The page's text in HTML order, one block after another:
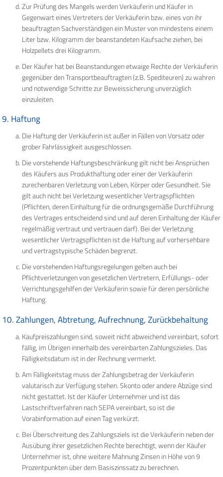
Zur Prüfung des Mangels werden Verkäuferin und Käufer in
Gegenwart eines Vertreters der Verkäuferin bzw. eines von ihr
beauftragten Sachverständigen ein Muster von mindestens einem
Liter bzw. Kilogramm der beanstandeten Kaufsache ziehen, bei
Holzpellets drei Kilogramm.
Der Käufer hat bei Beanstandungen etwaige Rechte der Verkäuferin
gegenüber den Transportbeauftragten (z.B. Spediteuren) zu wahren
und notwendige Schritte zur Beweissicherung unverzüglich
einzuleiten.
9. Haftung
Die Haftung der Verkäuferin ist außer in Fällen von Vorsatz oder
grober Fahrlässigkeit ausgeschlossen.
Die vorstehende Haftungsbeschränkung gilt nicht bei Ansprüchen
des Käufers aus Produkthaftung oder einer der Verkäuferin
zurechenbaren Verletzung von Leben, Körper oder Gesundheit. Sie
gilt auch nicht bei Verletzung wesentlicher Vertragspflichten
(Pflichten, deren Einhaltung für die ordnungsgemäße Durchführung
des Vertrages entscheidend sind und auf deren Einhaltung der Käufer
regelmäßig vertraut und vertrauen darf). Bei der Verletzung
wesentlicher Vertragspflichten ist die Haftung auf vorhersehbare
und vertragstypische Schäden begrenzt.
Die vorstehenden Haftungsregelungen gelten auch bei
Pflichtverletzungen von gesetzlichen Vertretern, Erfüllungs- oder
Verrichtungsgehilfen der Verkäuferin sowie für deren persönliche
Haftung.
10. Zahlungen, Abtretung, Aufrechnung, Zurückbehaltung
Kaufpreiszahlungen sind, soweit nicht abweichend vereinbart, sofort
fällig, im Übrigen innerhalb des vereinbarten Zahlungszieles. Das
Fälligkeitsdatum ist in der Rechnung vermerkt.
Am Fälligkeitstag muss der Zahlungsbetrag der Verkäuferin
valutarisch zur Verfügung stehen. Skonto oder andere Abzüge sind
nicht gestattet. Ist der Käufer Unternehmer und ist das
Lastschriftverfahren nach SEPA vereinbart, so ist die
Vorabinformation auf einen Tag verkürzt.
Bei Überschreitung des Zahlungsziels ist die Verkäuferin neben der
Ausübung ihrer gesetzlichen Rechte berechtigt, wenn der Käufer
Unternehmer ist, ohne weitere Mahnung Zinsen in Höhe von 9
Prozentpunkten über dem Basiszinssatz zu berechnen.